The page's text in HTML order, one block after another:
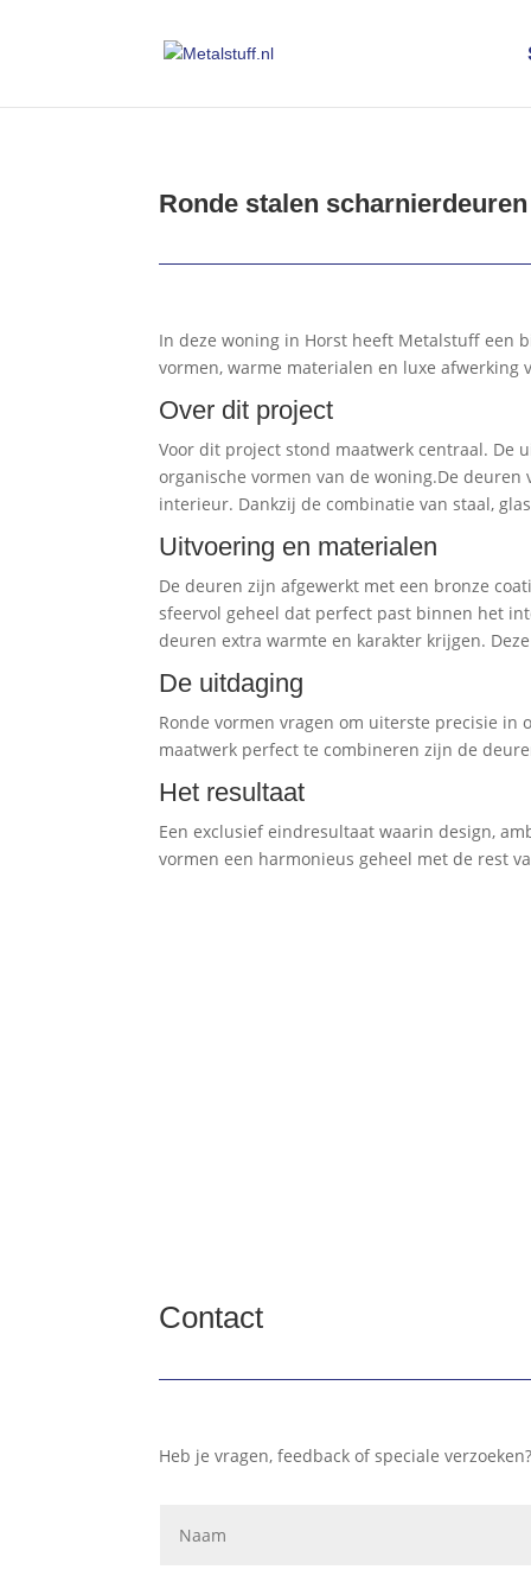
Ronde stalen
In deze woning in Horst heeft Metalstuff een
vormen, warme materialen en luxe
Over dit project
Voor dit project stond maatwerk centraal. De
organische vormen van de woning.De
interieur. Dankzij de combinatie van staal,
Uitvoering en materialen
De deuren zijn afgewerkt met een bronze
sfeervol geheel dat perfect past binnen het
deuren extra warmte en karakter krijgen.
De uitdaging
Ronde vormen vragen om uiterste precisie
maatwerk perfect te combineren zijn de
Het resultaat
Een exclusief eindresultaat waarin design,
vormen een harmonieus geheel met de rest
Contact
Heb je vragen, feedback of speciale